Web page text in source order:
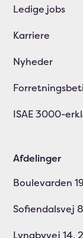
Ledige jobs
Karriere
Nyheder
ISAE 3000-
Afdelinger
Boulevarden
Sofiendalsvej
Lyngbyvej 14,